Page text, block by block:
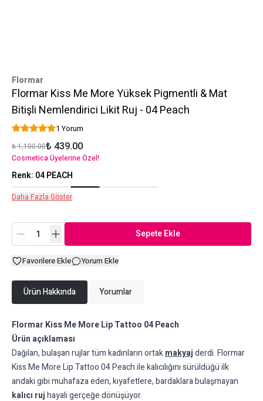
Flormar
Flormar Kiss Me More Yüksek Pigmentli & Mat
Bitişli Nemlendirici Likit Ruj - 04 Peach
1 Yorum
₺ 1,100.00₺ 439.00
Cosmetica Üyelerine Özel!
Renk: 04 PEACH
Daha Fazla Göster
Sepete Ekle
Favorilere Ekle Yorum Ekle
Ürün Hakkında Yorumlar
Flormar Kiss Me More Lip Tattoo 04 Peach
Ürün açıklaması
Dağılan, bulaşan rujlar tüm kadınların ortakmakyajderdi. Flormar
Kiss Me More Lip Tattoo 04 Peach ile kalıcılığını sürüldüğü ilk
andaki gibi muhafaza eden, kıyafetlere, bardaklara bulaşmayan
kalıcı rujhayali gerçeğe dönüşüyor.